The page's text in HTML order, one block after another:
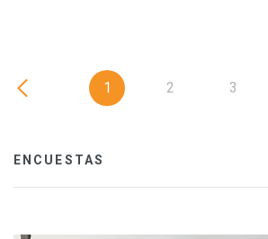
1 2 3
ENCUESTAS